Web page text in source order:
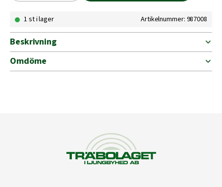
57
1 st i lager Artikelnummer: 987008
Beskrivning
Omdöme